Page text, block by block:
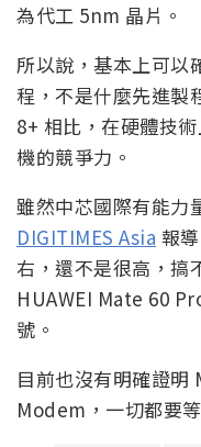
為代工 5nm 晶片。
所以說，基本上可以
程，不是什麼先進製
8+ 相比，在硬體技
機的競爭力。
雖然中芯國際有能力
DIGITIMES Asia 報
右，還不是很高，搞
HUAWEI Mate 60
號。
目前也沒有明確證明
Modem，一切都要